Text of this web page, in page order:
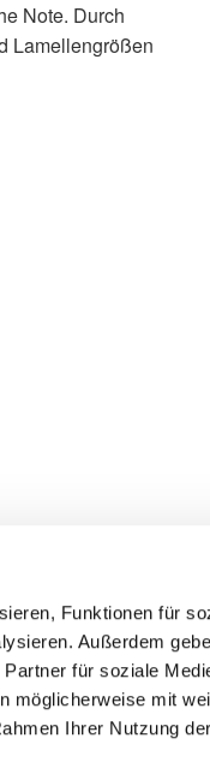
Funktionen für
Außerdem
für soziale
möglicherweise mit
Ihrer Nutzung
Note. Durch
Lamellengrößen